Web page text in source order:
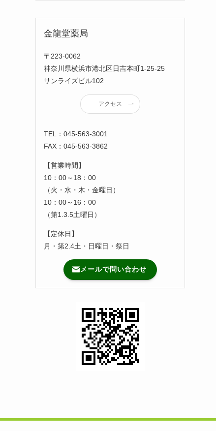
金龍堂薬局
〒223-0062
神奈川県横浜市港北区日吉本町1-25-25
サンライズビル102
アクセス
TEL：045-563-3001
FAX：045-563-3862
【営業時間】
10：00～18：00
（火・水・木・金曜日）
10：00～16：00
（第1.3.5土曜日）
【定休日】
月・第2.4土・日曜日・祭日
メールで問い合わせ